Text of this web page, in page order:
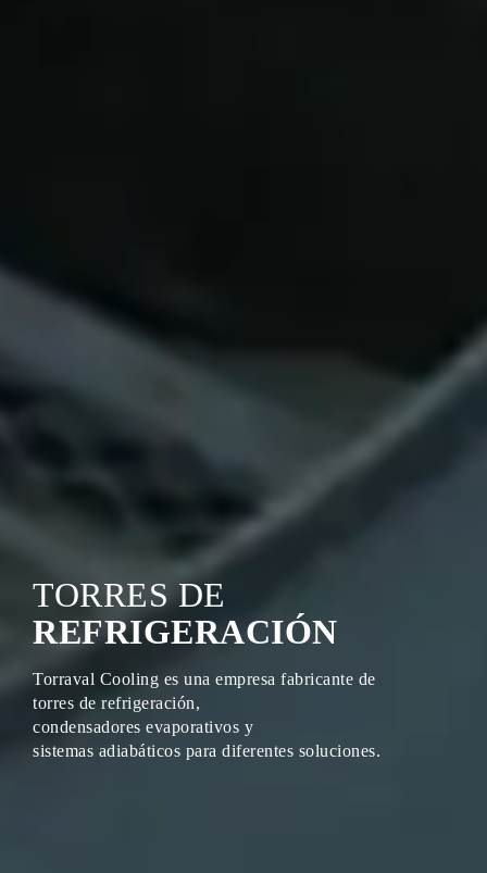
TORRES DE
REFRIGERACIÓN
Torraval Cooling es una empresa fabricante de
torres de refrigeración,
condensadores evaporativos y
sistemas adiabáticos para diferentes soluciones.